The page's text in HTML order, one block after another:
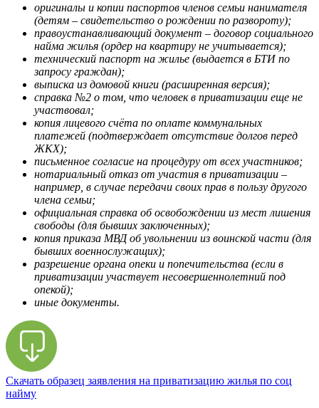
оригиналы и копии паспортов членов семьи нанимателя
(детям – свидетельство о рождении по развороту);
правоустанавливающий документ – договор социального
найма жилья (ордер на квартиру не учитывается);
технический паспорт на жилье (выдается в БТИ по
запросу граждан);
выписка из домовой книги (расширенная версия);
справка №2 о том, что человек в приватизации еще не
участвовал;
копия лицевого счёта по оплате коммунальных
платежей (подтверждает отсутствие долгов перед
ЖКХ);
письменное согласие на процедуру от всех участников;
нотариальный отказ от участия в приватизации –
например, в случае передачи своих прав в пользу другого
члена семьи;
официальная справка об освобождении из мест лишения
свободы (для бывших заключенных);
копия приказа МВД об увольнении из воинской части (для
бывших военнослужащих);
разрешение органа опеки и попечительства (если в
приватизации участвует несовершеннолетний под
опекой);
иные документы.
Скачать образец заявления на приватизацию жилья по соц
найму